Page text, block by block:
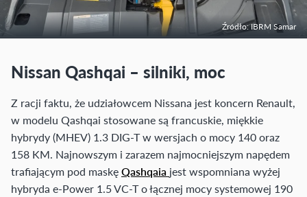
Źródło: IBRM Samar
Nissan Qashqai – silniki, moc
Z racji faktu, że udziałowcem Nissana jest koncern Renault,
w modelu Qashqai stosowane są francuskie, miękkie
hybrydy (MHEV) 1.3 DIG-T w wersjach o mocy 140 oraz
158 KM. Najnowszym i zarazem najmocniejszym napędem
trafiającym pod maskęQashqaia jest wspomniana wyżej
hybryda e-Power 1.5 VC-T o łącznej mocy systemowej 190